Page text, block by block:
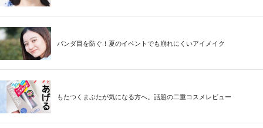
パンダ目を防ぐ！夏のイベントでも崩れにくいアイメイク
もたつくまぶたが気になる方へ。話題の二重コスメレビュー